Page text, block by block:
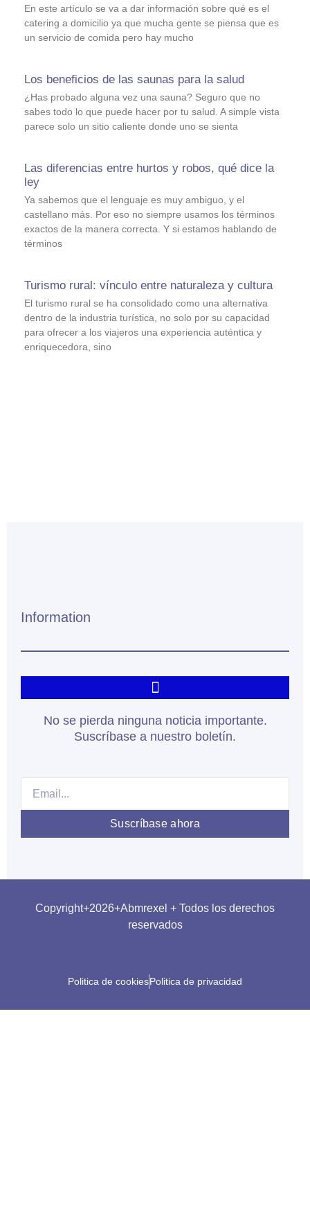
En este artículo se va a dar información sobre qué es el
catering a domicilio ya que mucha gente se piensa que es
un servicio de comida pero hay mucho
Los beneficios de las saunas para la salud
¿Has probado alguna vez una sauna? Seguro que no
sabes todo lo que puede hacer por tu salud. A simple vista
parece solo un sitio caliente donde uno se sienta
Las diferencias entre hurtos y robos, qué dice la
ley
Ya sabemos que el lenguaje es muy ambiguo, y el
castellano más. Por eso no siempre usamos los términos
exactos de la manera correcta. Y si estamos hablando de
términos
Turismo rural: vínculo entre naturaleza y cultura
El turismo rural se ha consolidado como una alternativa
dentro de la industria turística, no solo por su capacidad
para ofrecer a los viajeros una experiencia auténtica y
enriquecedora, sino
Information
No se pierda ninguna noticia importante.
Suscríbase a nuestro boletín.
Suscríbase ahora
Copyright+2026+Abmrexel + Todos los derechos
reservados
Politica de cookiesPolitica de privacidad